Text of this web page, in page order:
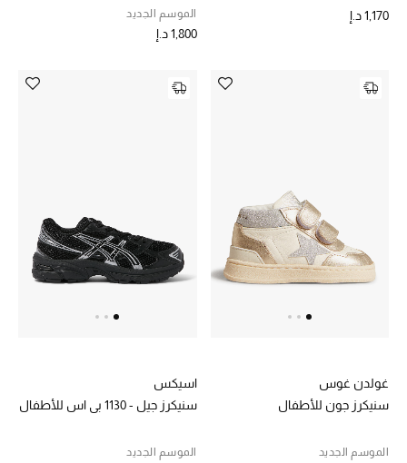
1,170 د.إ الموسم الجديد
1,800 د.إ
غولدن غوس
سنيكرز جون للأطفال
الموسم الجديد
اسيكس
سنيكرز جيل - 1130 بي اس للأطفال
الموسم الجديد